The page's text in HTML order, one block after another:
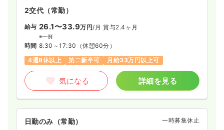
2交代（常勤）
給与 26.1〜33.9万円/月 賞与2.4ヶ月
※一例
時間 8:30～17:30 （休憩60分）
4週8休以上
第二新卒可 月給33万円以上可
気になる 詳細を見る
日勤のみ（常勤） 一時募集休止